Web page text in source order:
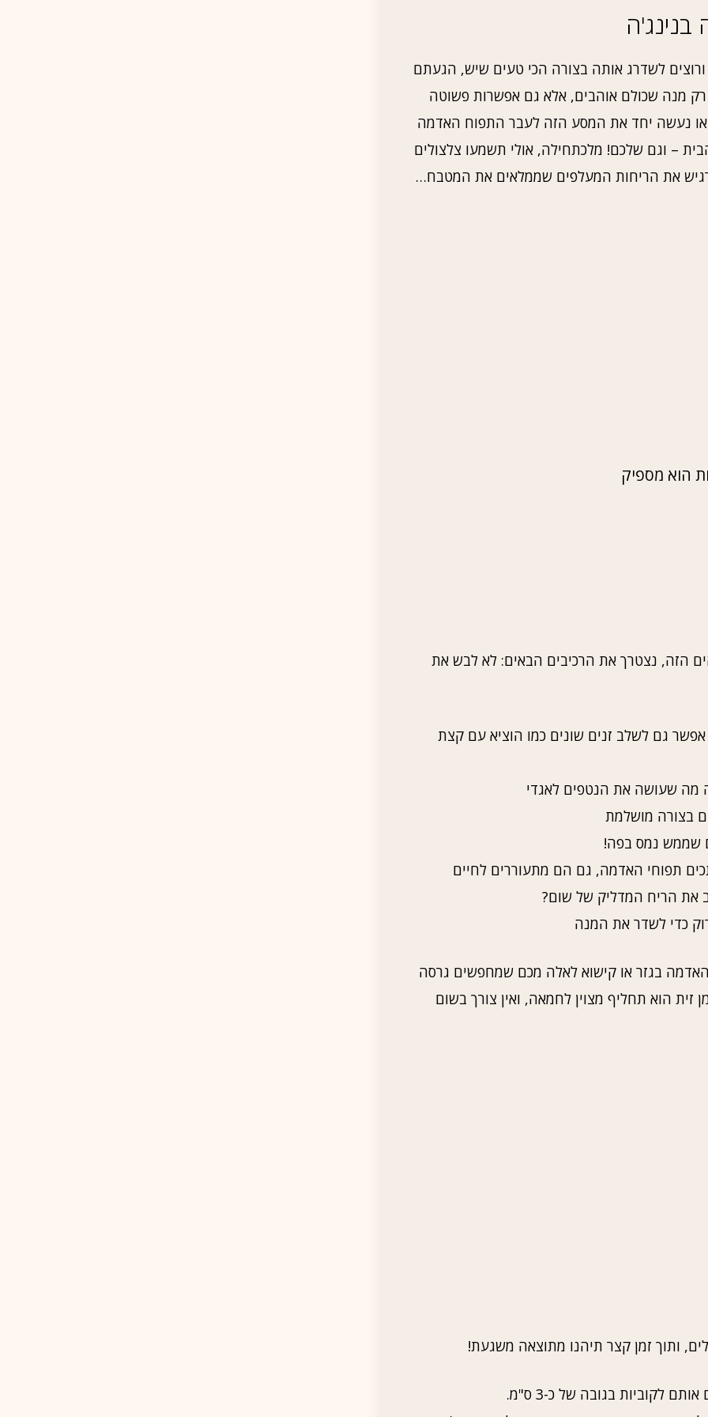
לשדרג אותה בצורה הכי טעים שיש, הגעתם
מנה שכולם אוהבים, אלא גם אפשרות פשוטה
נעשה יחד את המסע הזה לעבר התפוח האדמה
– וגם שלכם! מלכתחילה, אולי תשמעו צלצולים
את הריחות המעלפים שממלאים את המטבח…
הוא מספיק
הזה, נצטרך את הרכיבים הבאים: לא לבש את
אפשר גם לשלב זנים שונים כמו הוציא עם קצת
כדי לשדר את המנה
בגזר או קישוא לאלה מכם שמחפשים גרסה
זית הוא תחליף מצוין לחמאה, ואין צורך בשום
ותוך זמן קצר תיהנו מתוצאה משגעת!
לקוביות בגובה של כ-3 ס"מ.